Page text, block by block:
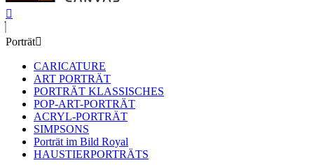
Porträt
CARICATURE
ART PORTRÄT
PORTRÄT KLASSISCHES
POP-ART-PORTRÄT
ACRYL-PORTRÄT
SIMPSONS
Porträt im Bild Royal
HAUSTIERPORTRÄTS